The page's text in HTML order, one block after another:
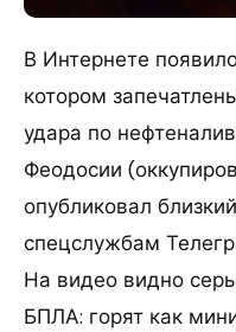
В Интернете
котором
удара по
Феодосии
опубликовал
спецслужбам
На видео видно
БПЛА: горят как